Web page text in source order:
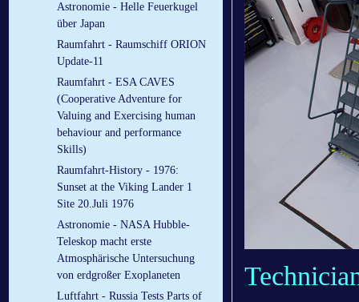
Astronomie - Helle Feuerkugel
über Japan
Raumfahrt - Raumschiff ORION
Update-11
Raumfahrt - ESA CAVES
(Cooperative Adventure for
Valuing and Exercising human
behaviour and performance
Skills)
Raumfahrt-History - 1976:
Sunset at the Viking Lander 1
Site 20.Juli 1976
Astronomie - NASA Hubble-
Teleskop macht erste
Atmosphärische Untersuchung
von erdgroßer Exoplaneten
Luftfahrt - Russia Tests Parts of